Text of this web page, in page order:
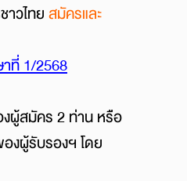
วไทยสมัครและ
ที่ 1/2568
งผู้สมัคร 2 ท่าน หรือ
องผู้รับรองฯ โดย